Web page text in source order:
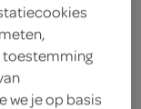
toestemming
we je op basis